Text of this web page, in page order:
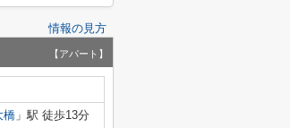
情報の見方
【アパート】
橋 」駅 徒歩13分